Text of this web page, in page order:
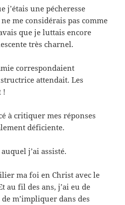
j’étais une pécheresse
me considérais pas comme
que je luttais encore
très charnel.
correspondaient
attendait. Les
!
à critiquer mes réponses
déficiente.
j’ai assisté.
ma foi en Christ avec le
au fil des ans, j’ai eu de
m’impliquer dans des